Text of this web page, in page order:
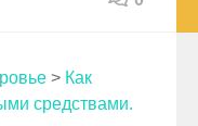
> Как
средствами.